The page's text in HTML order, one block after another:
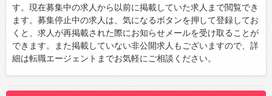
トップ
詳細情報で求人を探す
転職支援サービスについて
転職ノウハウ(応募書類の書き方・面接対策など)
す。現在募集中の求人から以前に掲載していた求人まで閲覧でき
ます。募集停止中の求人は、気になるボタンを押して登録してお
くと、求人が再掲載された際にお知らせメールを受け取ることが
できます。また掲載していない非公開求人もございますので、詳
細は転職エージェントまでお気軽にご相談ください。